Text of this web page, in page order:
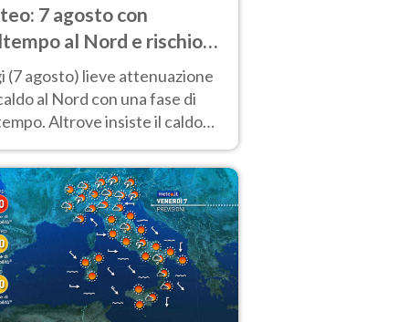
7 agosto con
al Nord e rischio
Altrove caldo
(7 agosto) lieve attenuazione
al Nord con una fase di
Altrove insiste il caldo